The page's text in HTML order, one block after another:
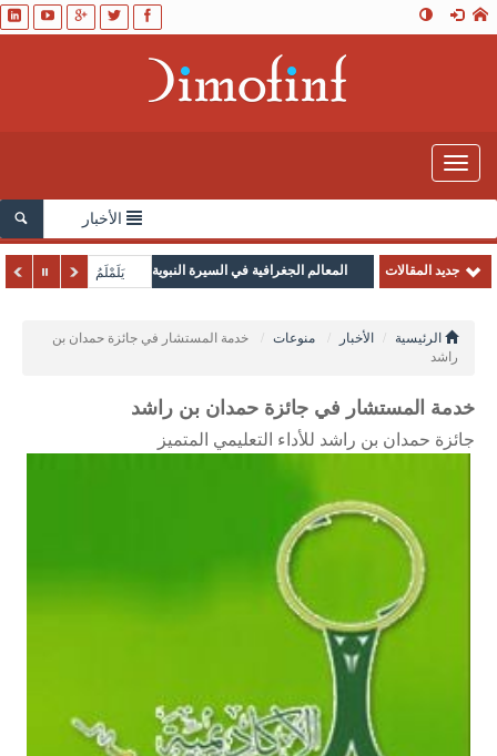
Toggle
navigation
الأخبار
جديد المقالات المعالم الجغرافية في السيرة النبوية يَلَمْلَمُ
الرئيسية الأخبار منوعات
خدمة المستشار في جائزة حمدان بن
راشد
خدمة المستشار في جائزة حمدان بن راشد
جائزة حمدان بن راشد للأداء التعليمي المتميز